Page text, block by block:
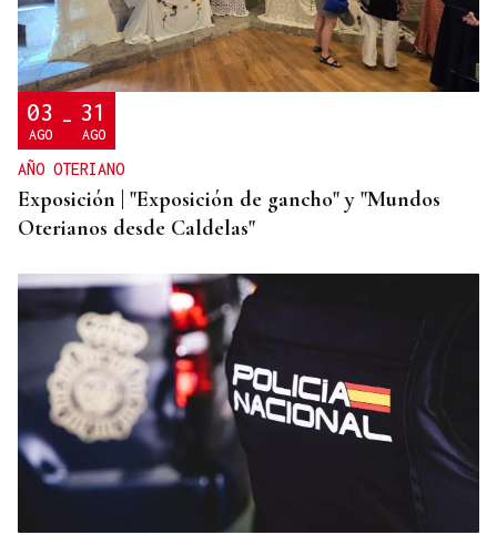
Vídeo | Se desata un incendio forestal en una
cantera de Untes
03
AGO - 31
AGO
AÑO OTERIANO
Exposición | "Exposición de gancho" y "Mundos
Oterianos desde Caldelas"